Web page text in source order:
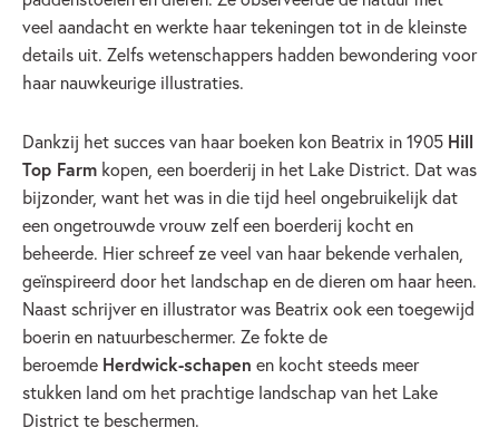
veel aandacht en werkte haar tekeningen tot in de kleinste
details uit. Zelfs wetenschappers hadden bewondering voor
haar nauwkeurige illustraties.
Dankzij het succes van haar boeken kon Beatrix in 1905 Hill
Top Farm kopen, een boerderij in het Lake District. Dat was
bijzonder, want het was in die tijd heel ongebruikelijk dat
een ongetrouwde vrouw zelf een boerderij kocht en
beheerde. Hier schreef ze veel van haar bekende verhalen,
geïnspireerd door het landschap en de dieren om haar heen.
Naast schrijver en illustrator was Beatrix ook een toegewijd
boerin en natuurbeschermer. Ze fokte de
beroemde Herdwick-schapen en kocht steeds meer
stukken land om het prachtige landschap van het Lake
District te beschermen.